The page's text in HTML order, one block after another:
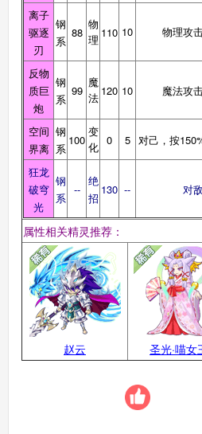
西普大陆手机版
离子
驱逐
刃
钢
系
88
物
理 110 10 物理攻
反物
质巨
炮
钢
系
99
魔
法 120 10 魔法攻
空间
界离
钢
系
100
变
化 0 5 对己，按
狂龙
破穹
光
钢
系
--
绝
招
130 -- 对
属性相关精灵推荐：
赵云 圣光·喵女